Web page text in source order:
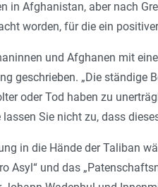
in Afghanistan, aber nach
worden, für die ein
und Afghanen mit
geschrieben. „Die ständige
oder Tod haben zu
Sie nicht zu, dass
in die Hände der Taliban
Asyl“ und das